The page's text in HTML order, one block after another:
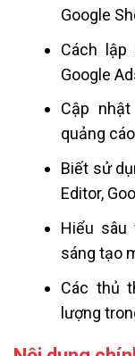
Google
Cách lập
Google
Cập
quảng
Biết sử
Editor,
Hiểu
sáng tạo
Các thủ
lượng